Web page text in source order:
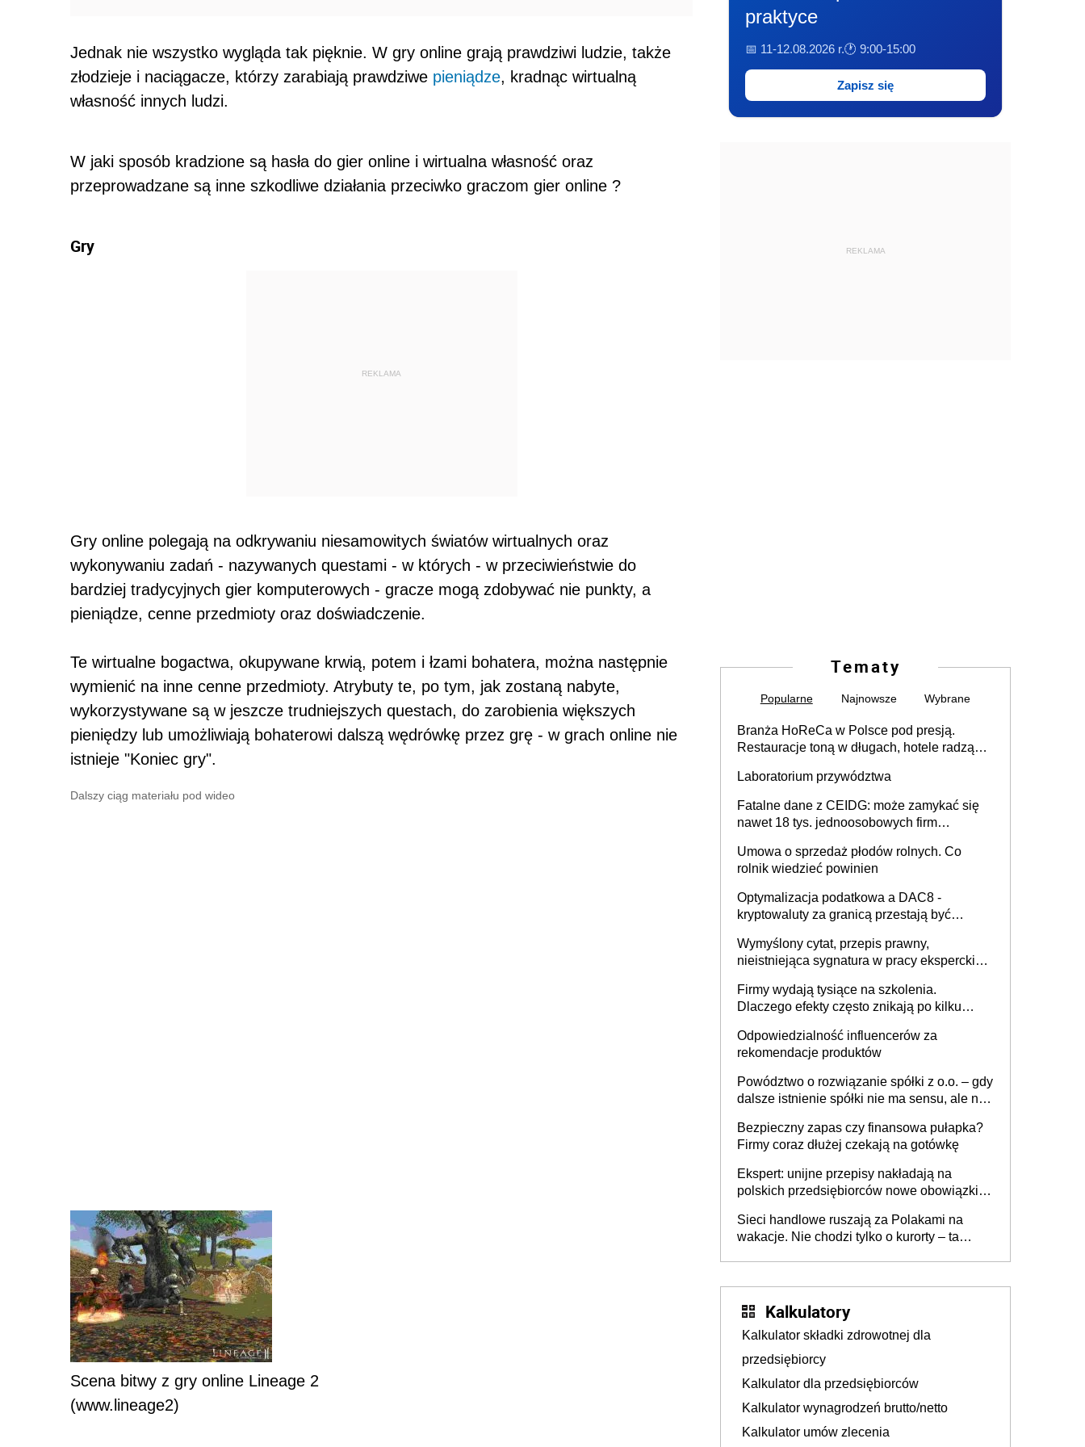
Jednak nie wszystko wygląda tak pięknie. W gry online grają prawdziwi ludzie, także
złodzieje i naciągacze, którzy zarabiają prawdziwe pieniądze, kradnąc wirtualną
własność innych ludzi.
W jaki sposób kradzione są hasła do gier online i wirtualna własność oraz
przeprowadzane są inne szkodliwe działania przeciwko graczom gier online ?
Gry
REKLAMA
Gry online polegają na odkrywaniu niesamowitych światów wirtualnych oraz
wykonywaniu zadań - nazywanych questami - w których - w przeciwieństwie do
bardziej tradycyjnych gier komputerowych - gracze mogą zdobywać nie punkty, a
pieniądze, cenne przedmioty oraz doświadczenie.
Te wirtualne bogactwa, okupywane krwią, potem i łzami bohatera, można następnie
wymienić na inne cenne przedmioty. Atrybuty te, po tym, jak zostaną nabyte,
wykorzystywane są w jeszcze trudniejszych questach, do zarobienia większych
pieniędzy lub umożliwiają bohaterowi dalszą wędrówkę przez grę - w grach online nie
istnieje "Koniec gry".
Dalszy ciąg materiału pod wideo
Scena bitwy z gry online Lineage 2
(www.lineage2)
praktyce
📅 11-12.08.2026 r.🕐 9:00-15:00
Zapisz się
REKLAMA
Tematy
Popularne Najnowsze Wybrane
Branża HoReCa w Polsce pod presją.
Restauracje toną w długach, hotele radzą
Laboratorium przywództwa
Fatalne dane z CEIDG: może zamykać się
nawet 18 tys. jednoosobowych firm
Umowa o sprzedaż płodów rolnych. Co
rolnik wiedzieć powinien
Optymalizacja podatkowa a DAC8 -
kryptowaluty za granicą przestają być
Wymyślony cytat, przepis prawny,
nieistniejąca sygnatura w pracy eksperckiej -
firmie
Firmy wydają tysiące na szkolenia.
Dlaczego efekty często znikają po kilku
Odpowiedzialność influencerów za
rekomendacje produktów
Powództwo o rozwiązanie spółki z o.o. – gdy
dalsze istnienie spółki nie ma sensu, ale nie
Bezpieczny zapas czy finansowa pułapka?
Firmy coraz dłużej czekają na gotówkę
Ekspert: unijne przepisy nakładają na
polskich przedsiębiorców nowe obowiązki w
Sieci handlowe ruszają za Polakami na
wakacje. Nie chodzi tylko o kurorty – ta
Kalkulatory
Kalkulator składki zdrowotnej dla
przedsiębiorcy
Kalkulator dla przedsiębiorców
Kalkulator wynagrodzeń brutto/netto
Kalkulator umów zlecenia